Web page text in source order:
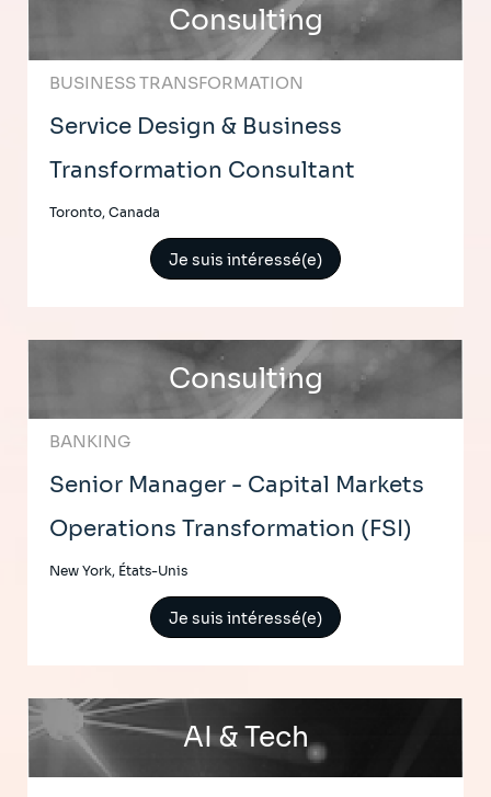
Consulting
BUSINESS TRANSFORMATION
Service Design & Business
Transformation Consultant
Toronto, Canada
Je suis intéressé(e)
Consulting
BANKING
Senior Manager - Capital Markets
Operations Transformation (FSI)
New York, États-Unis
Je suis intéressé(e)
AI & Tech